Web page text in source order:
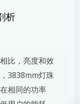
析
比，亮度和效
3838mm灯珠
相同的功率